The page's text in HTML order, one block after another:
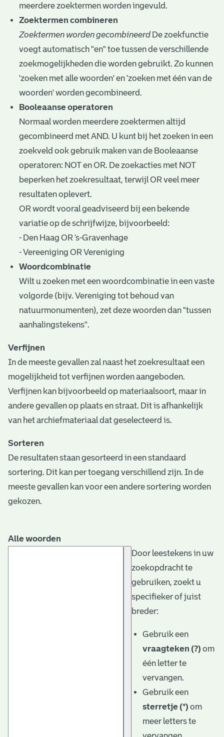
meerdere zoektermen worden ingevuld.
Zoektermen combineren
Zoektermen worden gecombineerdDe zoekfunctie
voegt automatisch "en" toe tussen de verschillende
zoekmogelijkheden die worden gebruikt. Zo kunnen
'zoeken met alle woorden' en 'zoeken met één van de
woorden' worden gecombineerd.
Booleaanse operatoren
Normaal worden meerdere zoektermen altijd
gecombineerd met AND. U kunt bij het zoeken in een
zoekveld ook gebruik maken van de Booleaanse
operatoren: NOT en OR. De zoekacties met NOT
beperken het zoekresultaat, terwijl OR veel meer
resultaten oplevert.
OR wordt vooral geadviseerd bij een bekende
variatie op de schrijfwijze, bijvoorbeeld:
- Den Haag OR ’s-Gravenhage
- Vereeniging OR Vereniging
Woordcombinatie
Wilt u zoeken met een woordcombinatie in een vaste
volgorde (bijv. Vereniging tot behoud van
natuurmonumenten), zet deze woorden dan "tussen
aanhalingstekens".
Verfijnen
In de meeste gevallen zal naast het zoekresultaat een
mogelijkheid tot verfijnen worden aangeboden.
Verfijnen kan bijvoorbeeld op materiaalsoort, maar in
andere gevallen op plaats en straat. Dit is afhankelijk
van het archiefmateriaal dat geselecteerd is.
Sorteren
De resultaten staan gesorteerd in een standaard
sortering. Dit kan per toegang verschillend zijn. In de
meeste gevallen kan voor een andere sortering worden
gekozen.
Alle woorden
Door leestekens in uw
zoekopdracht te
gebruiken, zoekt u
specifieker of juist
breder:
Gebruik een
vraagteken (?) om
één letter te
vervangen.
Gebruik een
sterretje (*) om
meer letters te